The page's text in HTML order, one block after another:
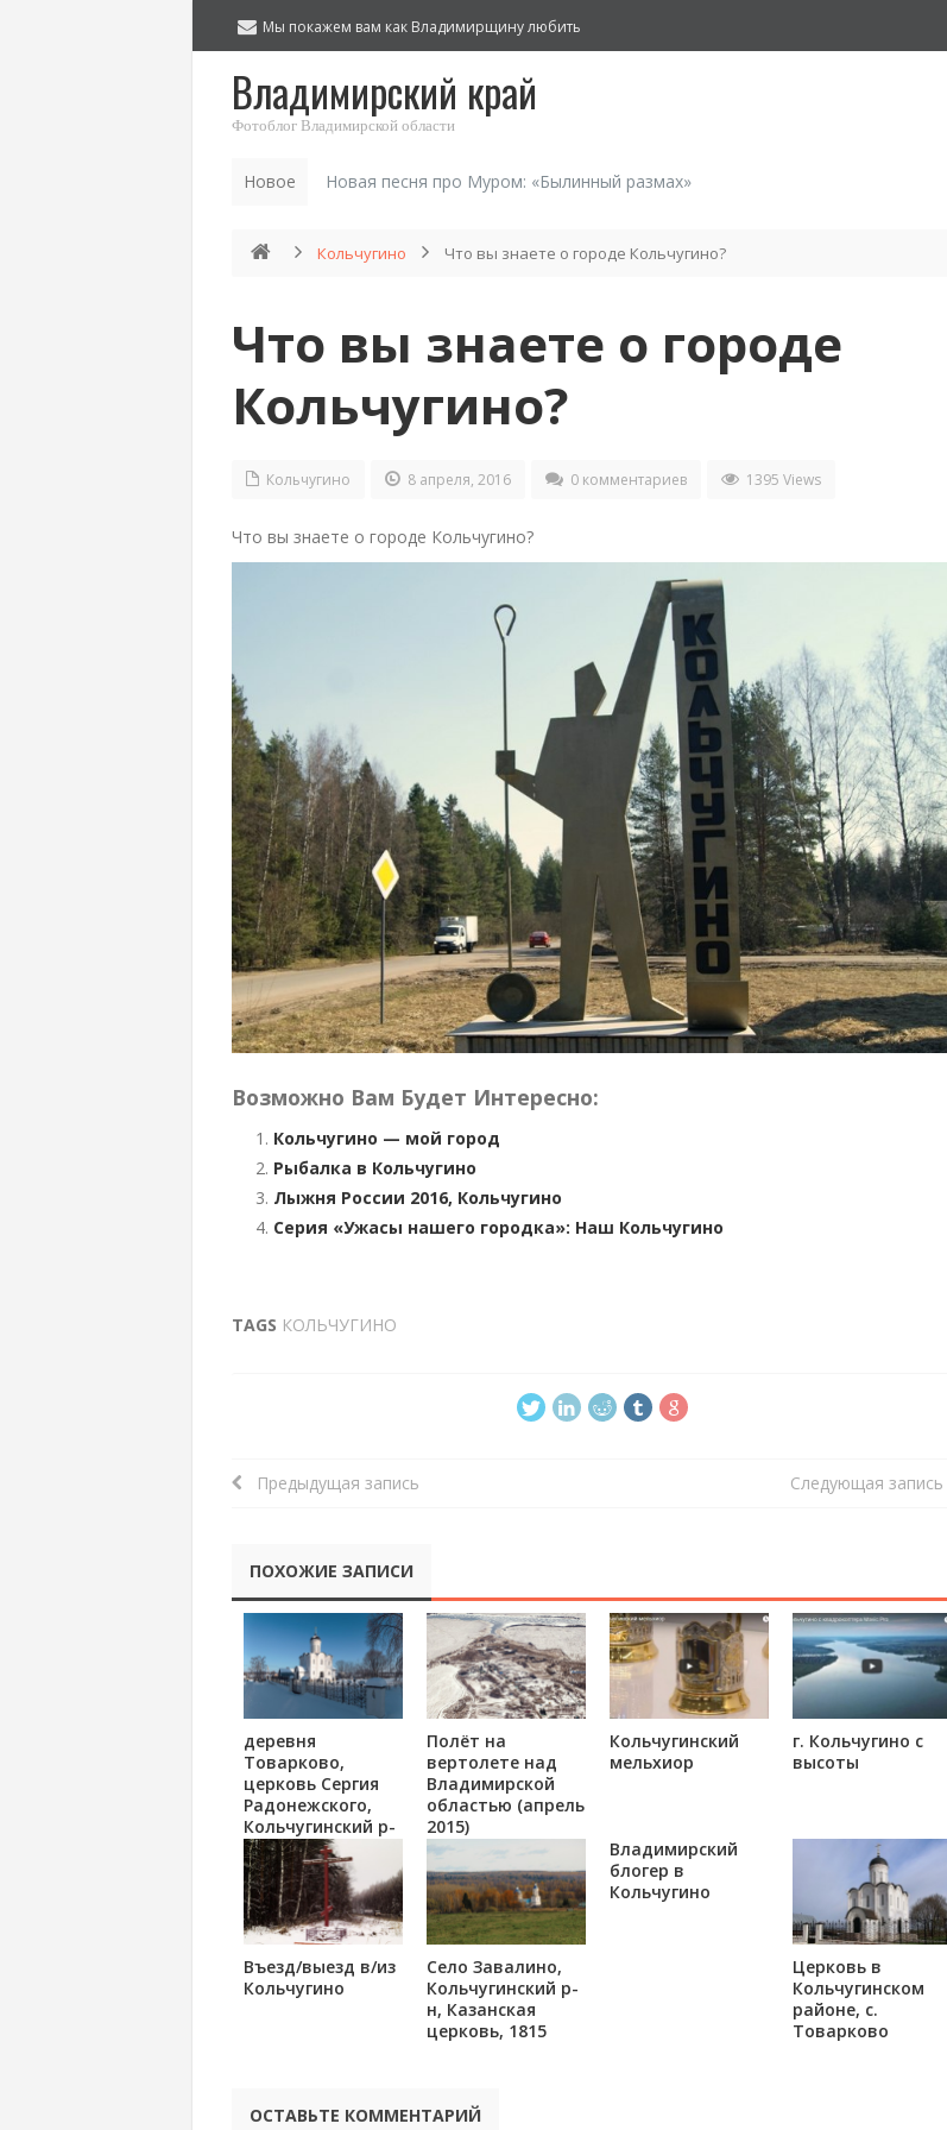
Мы покажем вам как Владимирщину любить
Владимирский край
Фотоблог Владимирской области
Новое Новая песня про Муром: «Былинный размах»
Кольчугино Что вы знаете о городе Кольчугино?
Что вы знаете о городе
Кольчугино?
Кольчугино 8 апреля, 2016 0 комментариев 1395 Views
Что вы знаете о городе Кольчугино?
Возможно Вам Будет Интересно:
Кольчугино — мой город
Рыбалка в Кольчугино
Лыжня России 2016, Кольчугино
Серия «Ужасы нашего городка»: Наш Кольчугино
TAGS КОЛЬЧУГИНО
Предыдущая запись Следующая запись
ПОХОЖИЕ ЗАПИСИ
деревня
Товарково,
церковь Сергия
Радонежского,
Кольчугинский р-
н
Полёт на
вертолете над
Владимирской
областью (апрель
2015)
Кольчугинский
мельхиор
г. Кольчугино с
высоты
Въезд/выезд в/из
Кольчугино
Село Завалино,
Кольчугинский р-
н, Казанская
церковь, 1815
Владимирский
блогер в
Кольчугино
Церковь в
Кольчугинском
районе, с.
Товарково
ОСТАВЬТЕ КОММЕНТАРИЙ